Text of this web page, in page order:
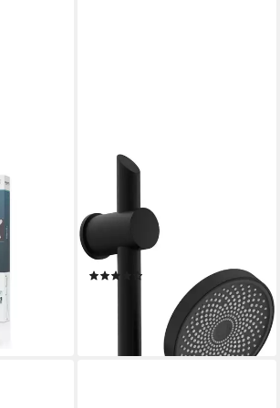
Höhe
mit
bei dir
WELLTIME
Handbrause und Duschstange
inkl. Schlauch, Mit 3
Strahlarten und variabler
Haltestange
39,99 €
lieferbar - in 4-5 Werktagen bei dir